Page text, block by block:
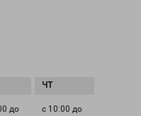
до
с 10:00 до